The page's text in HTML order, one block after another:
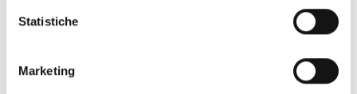
Statistiche
Marketing
TG SERA